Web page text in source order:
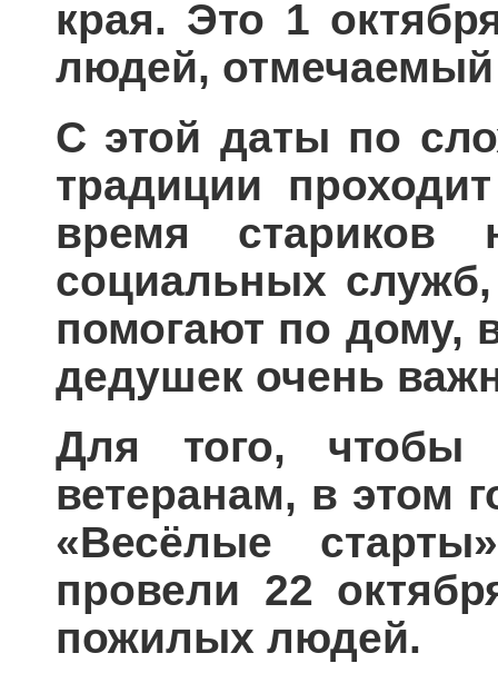
края. Это 1
людей, отмечаемый
С этой даты по
традиции
время стариков
социальных
помогают по дому,
дедушек очень
Для того,
ветеранам, в этом
«Весёлые
провели 22
пожилых людей.